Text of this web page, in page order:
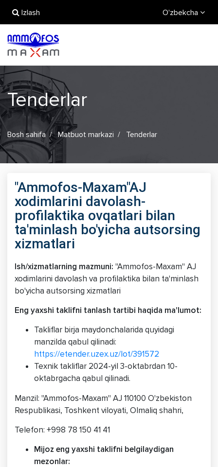
Izlash O'zbekcha
Tenderlar
Bosh sahifa Matbuot markazi Tenderlar
"Ammofos-Maxam"AJ
xodimlarini davolash-
profilaktika ovqatlari bilan
ta'minlash bo'yicha autsorsing
xizmatlari
Ish/xizmatlarning mazmuni: "Ammofos-Maxam" AJ
xodimlarini davolash va profilaktika bilan ta'minlash
bo'yicha autsorsing xizmatlari
Eng yaxshi taklifni tanlash tartibi haqida ma'lumot:
Takliflar birja maydonchalarida quyidagi
manzilda qabul qilinadi:
https://etender.uzex.uz/lot/391572
Texnik takliflar 2024-yil 3-oktabrdan 10-
oktabrgacha qabul qilinadi.
Manzil: "Ammofos-Maxam" AJ 110100 O'zbekiston
Respublikasi, Toshkent viloyati, Olmaliq shahri,
Telefon: +998 78 150 41 41
Mijoz eng yaxshi taklifni belgilaydigan
mezonlar: